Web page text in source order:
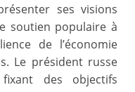
ses visions
soutien populaire à
de l’économie
Le président russe
des objectifs